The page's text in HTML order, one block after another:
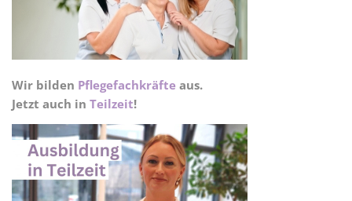
Wir bilden Pflegefachkräfteaus.
Jetzt auch in Teilzeit!